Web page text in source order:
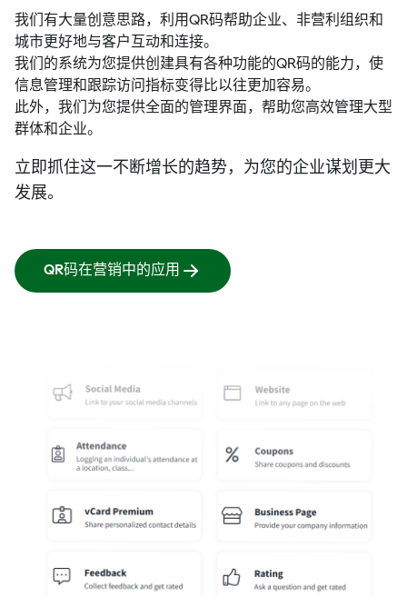
我们有大量创意思路，利用QR码帮助企业、非营利组织和
城市更好地与客户互动和连接。
我们的系统为您提供创建具有各种功能的QR码的能力，使
信息管理和跟踪访问指标变得比以往更加容易。
此外，我们为您提供全面的管理界面，帮助您高效管理大型
群体和企业。
立即抓住这一不断增长的趋势，为您的企业谋划更大
发展。
QR码在营销中的应用